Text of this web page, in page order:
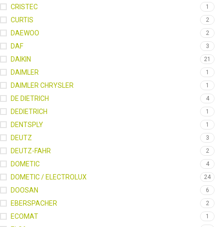
CRISTEC 1
CURTIS 2
DAEWOO 2
DAF 3
DAIKIN 21
DAIMLER 1
DAIMLER CHRYSLER 1
DE DIETRICH 4
DEDIETRICH 1
DENTSPLY 1
DEUTZ 3
DEUTZ-FAHR 2
DOMETIC 4
DOMETIC / ELECTROLUX 24
DOOSAN 6
EBERSPACHER 2
ECOMAT 1